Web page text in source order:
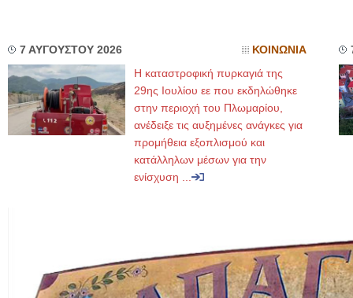
7 ΑΥΓΟΥΣΤΟΥ 2026 ΚΟΙΝΩΝΙΑ
Η καταστροφική πυρκαγιά της
29ης Ιουλίου εε που εκδηλώθηκε
στην περιοχή του Πλωμαρίου,
ανέδειξε τις αυξημένες ανάγκες για
προμήθεια εξοπλισμού και
κατάλληλων μέσων για την
ενίσχυση ...